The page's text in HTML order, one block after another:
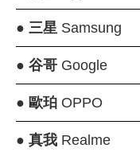
● 三星Samsung
● 谷哥Google
● 歐珀OPPO
● 真我Realme